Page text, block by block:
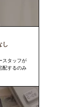
し
スタッフが
配するのみ